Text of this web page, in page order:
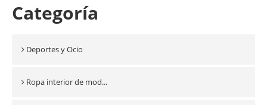
Categoría
Deportes y Ocio
Ropa interior de mod...